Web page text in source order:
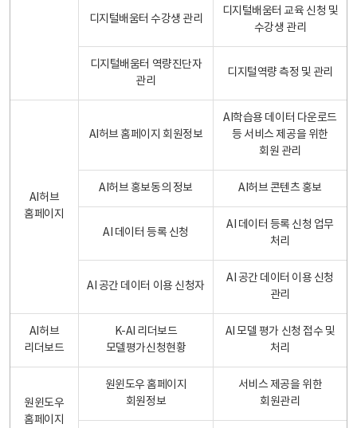
디지털배움터 수강생 관리
디지털배움터 교육 신청 및
수강생 관리
디지털배움터 역량진단자
관리
디지털역량 측정 및 관리
AI허브
홈페이지
AI허브 홈페이지 회원정보
AI학습용 데이터 다운로드
등 서비스 제공을 위한
회원 관리
AI허브 홍보동의 정보 AI허브 콘텐츠 홍보
AI 데이터 등록 신청
AI 데이터 등록 신청 업무
처리
AI 공간 데이터 이용 신청자
AI 공간 데이터 이용 신청
관리
AI허브
리더보드
K-AI 리더보드
모델평가신청현황
AI 모델 평가 신청 접수 및
처리
원윈도우
홈페이지
원윈도우 홈페이지
회원정보
서비스 제공을 위한
회원관리